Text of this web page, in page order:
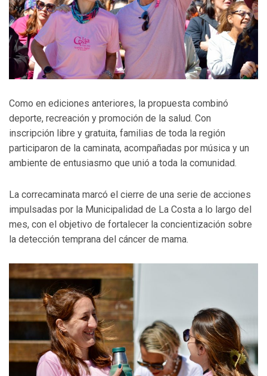
Como en ediciones anteriores, la propuesta combinó
deporte, recreación y promoción de la salud. Con
inscripción libre y gratuita, familias de toda la región
participaron de la caminata, acompañadas por música y un
ambiente de entusiasmo que unió a toda la comunidad.
La correcaminata marcó el cierre de una serie de acciones
impulsadas por la Municipalidad de La Costa a lo largo del
mes, con el objetivo de fortalecer la concientización sobre
la detección temprana del cáncer de mama.